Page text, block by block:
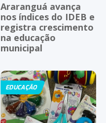
Araranguá avança
nos índices do IDEB e
registra crescimento
na educação
municipal
EDUCAÇÃO